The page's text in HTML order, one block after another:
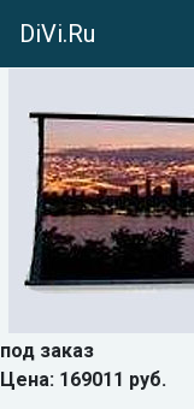
DiVi.Ru
под заказ
Цена: 169011 руб.